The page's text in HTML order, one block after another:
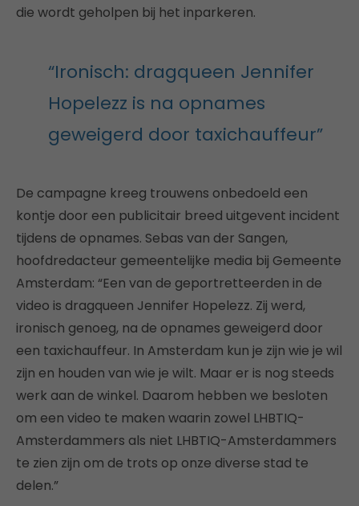
die wordt geholpen bij het inparkeren.
“Ironisch: dragqueen Jennifer
Hopelezz is na opnames
geweigerd door taxichauffeur”
De campagne kreeg trouwens onbedoeld een
kontje door een publicitair breed uitgevent incident
tijdens de opnames. Sebas van der Sangen,
hoofdredacteur gemeentelijke media bij Gemeente
Amsterdam: “Een van de geportretteerden in de
video is dragqueen Jennifer Hopelezz. Zij werd,
ironisch genoeg, na de opnames geweigerd door
een taxichauffeur. In Amsterdam kun je zijn wie je wil
zijn en houden van wie je wilt. Maar er is nog steeds
werk aan de winkel. Daarom hebben we besloten
om een video te maken waarin zowel LHBTIQ-
Amsterdammers als niet LHBTIQ-Amsterdammers
te zien zijn om de trots op onze diverse stad te
delen.”